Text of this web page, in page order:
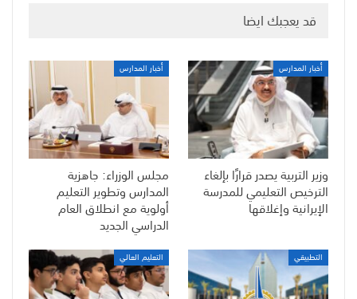
قد يعجبك ايضا
أخبار المدارس
وزير التربية يصدر قرارًا بإلغاء
الترخيص التعليمي للمدرسة
الإيرانية وإغلاقها
أخبار المدارس
مجلس الوزراء: جاهزية
المدارس وتطوير التعليم
أولوية مع انطلاق العام
الدراسي الجديد
التطبيقي التعليم العالي